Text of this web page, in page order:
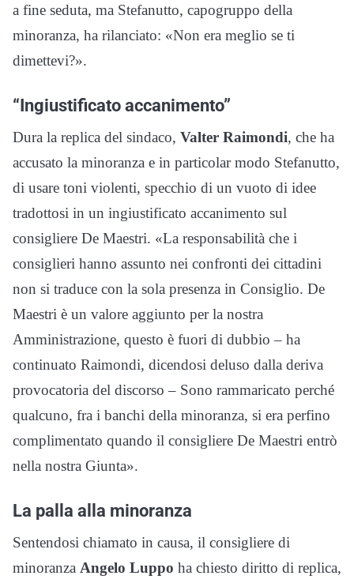
a fine seduta, ma Stefanutto, capogruppo della
minoranza, ha rilanciato: «Non era meglio se ti
dimettevi?».
“Ingiustificato accanimento”
Dura la replica del sindaco, Valter Raimondi, che ha
accusato la minoranza e in particolar modo Stefanutto,
di usare toni violenti, specchio di un vuoto di idee
tradottosi in un ingiustificato accanimento sul
consigliere De Maestri. «La responsabilità che i
consiglieri hanno assunto nei confronti dei cittadini
non si traduce con la sola presenza in Consiglio. De
Maestri è un valore aggiunto per la nostra
Amministrazione, questo è fuori di dubbio – ha
continuato Raimondi, dicendosi deluso dalla deriva
provocatoria del discorso – Sono rammaricato perché
qualcuno, fra i banchi della minoranza, si era perfino
complimentato quando il consigliere De Maestri entrò
nella nostra Giunta».
La palla alla minoranza
Sentendosi chiamato in causa, il consigliere di
minoranza Angelo Luppo ha chiesto diritto di replica,